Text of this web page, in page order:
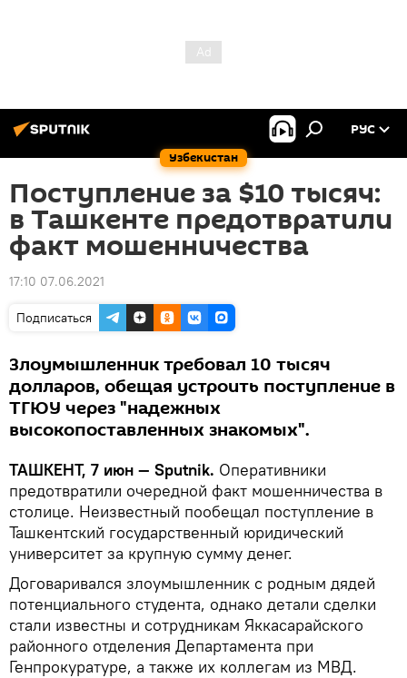
Узбекистан
РУС
Поступление за $10 тысяч:
в Ташкенте предотвратили
факт мошенничества
17:10 07.06.2021
Подписаться
Злоумышленник требовал 10 тысяч
долларов, обещая устроить поступление в
ТГЮУ через "надежных
высокопоставленных знакомых".
ТАШКЕНТ, 7 июн — Sputnik. Оперативники
предотвратили очередной факт мошенничества в
столице. Неизвестный пообещал поступление в
Ташкентский государственный юридический
университет за крупную сумму денег.
Договаривался злоумышленник с родным дядей
потенциального студента, однако детали сделки
стали известны и сотрудникам Яккасарайского
районного отделения Департамента при
Генпрокуратуре, а также их коллегам из МВД.